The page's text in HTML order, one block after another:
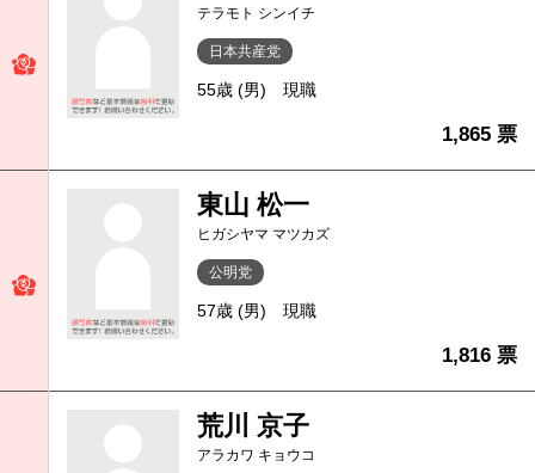
テラモト シンイチ
日本共産党
55歳 (男) 現職
1,865 票
東山 松一
ヒガシヤマ マツカズ
公明党
57歳 (男) 現職
1,816 票
荒川 京子
アラカワ キョウコ